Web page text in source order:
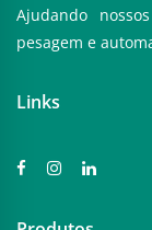
Ajudando
pesagem e
Links